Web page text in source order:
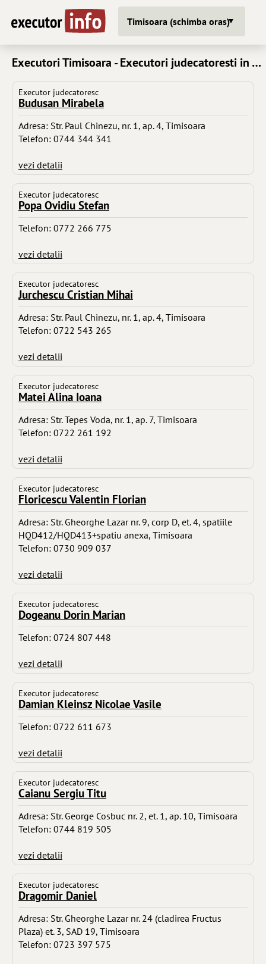
Timisoara (schimba oras)
Executori Timisoara - Executori judecatoresti in Timisoara
Executor judecatoresc
Budusan Mirabela
Adresa: Str. Paul Chinezu, nr. 1, ap. 4, Timisoara
Telefon: 0744 344 341
vezi detalii
Executor judecatoresc
Popa Ovidiu Stefan
Telefon: 0772 266 775
vezi detalii
Executor judecatoresc
Jurchescu Cristian Mihai
Adresa: Str. Paul Chinezu, nr. 1, ap. 4, Timisoara
Telefon: 0722 543 265
vezi detalii
Executor judecatoresc
Matei Alina Ioana
Adresa: Str. Tepes Voda, nr. 1, ap. 7, Timisoara
Telefon: 0722 261 192
vezi detalii
Executor judecatoresc
Floricescu Valentin Florian
Adresa: Str. Gheorghe Lazar nr. 9, corp D, et. 4, spatiile
HQD412/HQD413+spatiu anexa, Timisoara
Telefon: 0730 909 037
vezi detalii
Executor judecatoresc
Dogeanu Dorin Marian
Telefon: 0724 807 448
vezi detalii
Executor judecatoresc
Damian Kleinsz Nicolae Vasile
Telefon: 0722 611 673
vezi detalii
Executor judecatoresc
Caianu Sergiu Titu
Adresa: Str. George Cosbuc nr. 2, et. 1, ap. 10, Timisoara
Telefon: 0744 819 505
vezi detalii
Executor judecatoresc
Dragomir Daniel
Adresa: Str. Gheorghe Lazar nr. 24 (cladirea Fructus
Plaza) et. 3, SAD 19, Timisoara
Telefon: 0723 397 575